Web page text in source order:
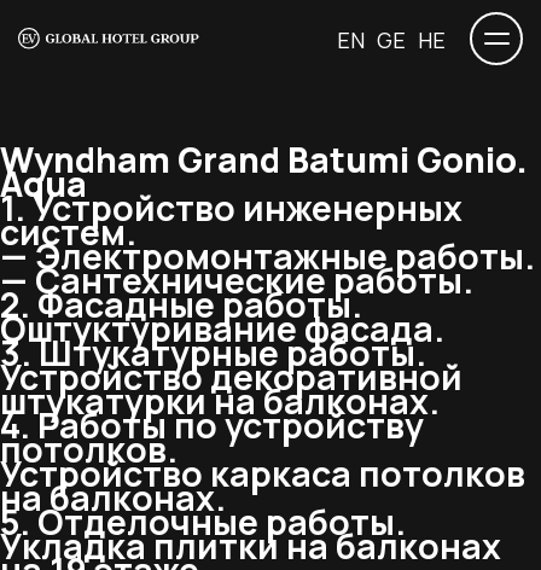
EN GE HE
Wyndham Grand Batumi Gonio.
Aqua
1. Устройство инженерных
систем.
— Электромонтажные работы.
— Сантехнические работы.
2. Фасадные работы.
Оштуктуривание фасада.
3. Штукатурные работы.
Устройство декоративной
штукатурки на балконах.
4. Работы по устройству
потолков.
Устройство каркаса потолков
на балконах.
5. Отделочные работы.
Укладка плитки на балконах